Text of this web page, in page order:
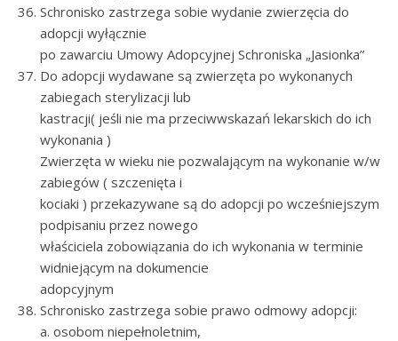
Schronisko zastrzega sobie wydanie zwierzęcia do
adopcji wyłącznie
po zawarciu Umowy Adopcyjnej Schroniska „Jasionka”
Do adopcji wydawane są zwierzęta po wykonanych
zabiegach sterylizacji lub
kastracji( jeśli nie ma przeciwwskazań lekarskich do ich
wykonania )
Zwierzęta w wieku nie pozwalającym na wykonanie w/w
zabiegów ( szczenięta i
kociaki ) przekazywane są do adopcji po wcześniejszym
podpisaniu przez nowego
właściciela zobowiązania do ich wykonania w terminie
widniejącym na dokumencie
adopcyjnym
Schronisko zastrzega sobie prawo odmowy adopcji:
a. osobom niepełnoletnim,